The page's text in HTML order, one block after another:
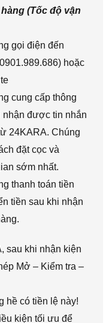
(Tốc độ vận
gọi điện đến
hoặc
cung cấp thông
nhận được tin nhắn
24KARA. Chúng
đặt cọc và
sớm nhất.
thanh toán tiền
tiền sau khi nhận
sau khi nhận kiện
Mở – Kiểm tra –
hề có tiền lệ này!
kiện tối ưu để